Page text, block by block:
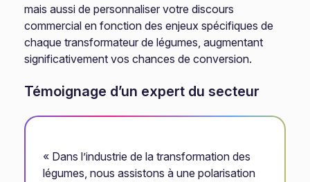
mais aussi de personnaliser votre discours
commercial en fonction des enjeux spécifiques de
chaque transformateur de légumes, augmentant
significativement vos chances de conversion.
Témoignage d’un expert du secteur
« Dans l’industrie de la transformation des
légumes, nous assistons à une polarisation